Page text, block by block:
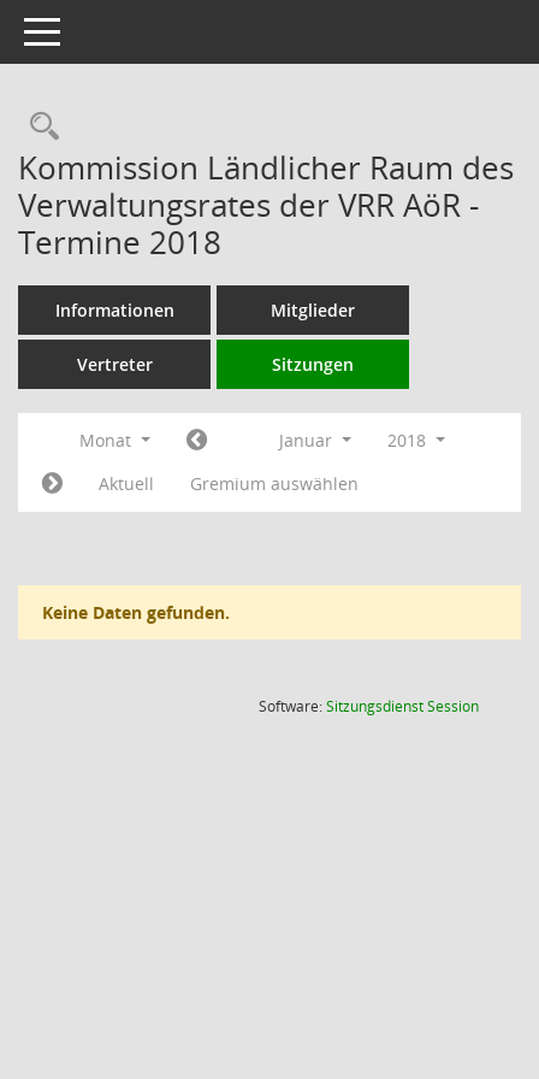
Toggle navigation
Rechercheauswahl
Kommission Ländlicher Raum des
Verwaltungsrates der VRR AöR -
Termine 2018
Informationen Mitglieder
Vertreter Sitzungen
Monat Januar
2018
Aktuell
Gremium auswählen
Keine Daten gefunden.
Software:SitzungsdienstSession(Wird in